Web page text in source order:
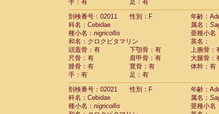
CercopithecidaeCercocebus
CercopithecidaeLophocebus
Cercopithecidae
(0)
Cercopithecidae Papio cynocephalus
Cercopithecidae Papio hamadryas(1)
CercopithecidaePapio papio
CercopithecidaePapio
CercopithecidaeMandrillus
CercopithecidaeMandrillus sphinx
CercopithecidaeTheropithecus
CercopithecidaeMacaca arctoides(3)
Cercopithecidae Macaca assamensis
Cercopithecidae
Macaca
手：有
足：有
剖検番号：02011
性別：F
年齢：
科名：Cebidae
属名：
種小名： nigricollis
亜種小名
和名：クロクビタマリン
英名：
頭蓋骨：有
下顎骨：有
上腕骨：
尺骨：有
肩甲骨：有
大腿骨：
腓骨：有
寛骨：有
体幹：有
手：有
足：有
剖検番号：02021
性別：F
年齢：
科名：Cebidae
属名：
種小名： nigricollis
亜種小名